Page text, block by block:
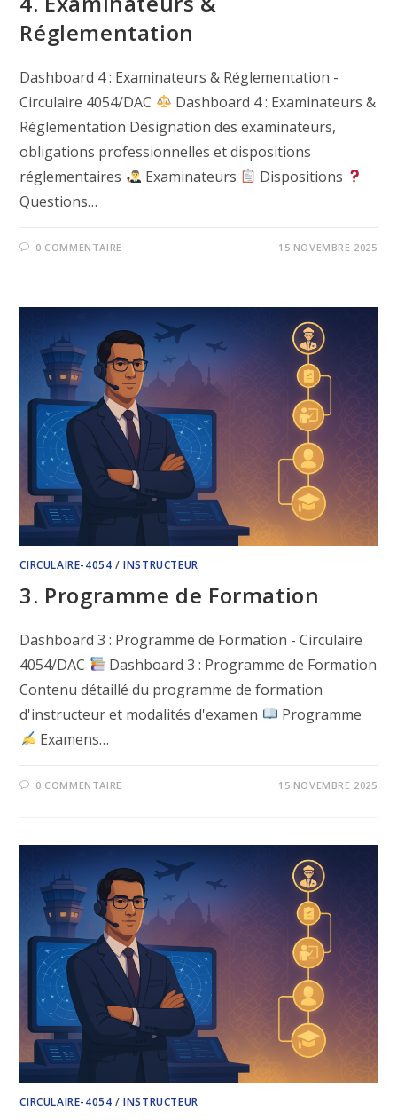
Réglementation
Dashboard 4 : Examinateurs & Réglementation -
Circulaire 4054/DAC
Dashboard 4 : Examinateurs &
Réglementation Désignation des examinateurs,
obligations professionnelles et dispositions
réglementaires
Examinateurs
Dispositions
Questions…
0 COMMENTAIRE 15 NOVEMBRE 2025
CIRCULAIRE-4054 /INSTRUCTEUR
3. Programme de Formation
Dashboard 3 : Programme de Formation - Circulaire
4054/DAC
Dashboard 3 : Programme de Formation
Contenu détaillé du programme de formation
d'instructeur et modalités d'examen
Programme
Examens…
0 COMMENTAIRE 15 NOVEMBRE 2025
CIRCULAIRE-4054 /INSTRUCTEUR